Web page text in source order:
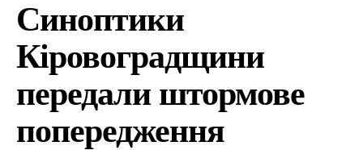
Синоптики
Кіровоградщини
передали штормове
попередження